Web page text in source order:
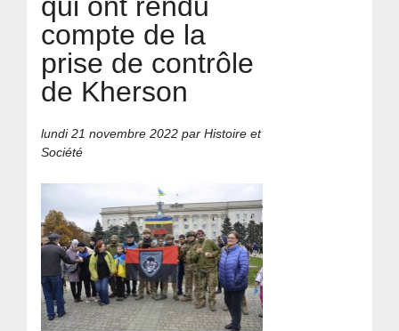
compte de la
prise de contrôle
de Kherson
lundi 21 novembre 2022 par Histoire et
Société